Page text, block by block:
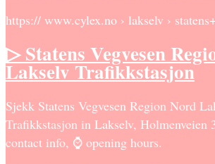
https:// www.cylex.no › lakselv ›
▷ Statens Vegvesen
Lakselv Trafikkstasjon
Sjekk Statens Vegvesen Region Nord
Trafikkstasjon in Lakselv, Holmenveien
contact info, ⌚ opening hours.